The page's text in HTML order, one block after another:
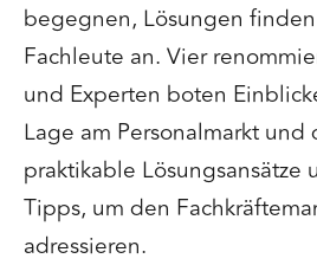
begegnen, Lösungen
Fachleute an. Vier
und Experten boten
Lage am Personalmarkt und
praktikable Lösungsansätze
Tipps, um den
adressieren.